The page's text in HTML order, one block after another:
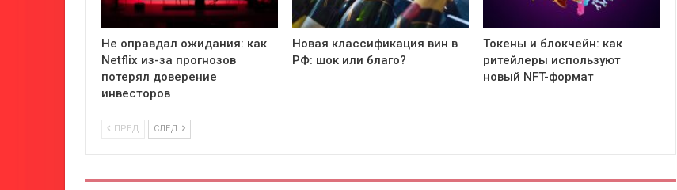
Не оправдал ожидания: как
Netflix из-за прогнозов
потерял доверение
инвесторов
Новая классификация вин в
РФ: шок или благо?
Токены и блокчейн: как
ритейлеры используют
новый NFT-формат
ПРЕД СЛЕД